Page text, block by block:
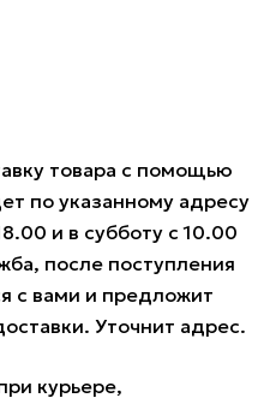
товара с помощью
по указанному адресу
и в субботу с 10.00
после поступления
с вами и предложит
Уточнит адрес.
курьере,